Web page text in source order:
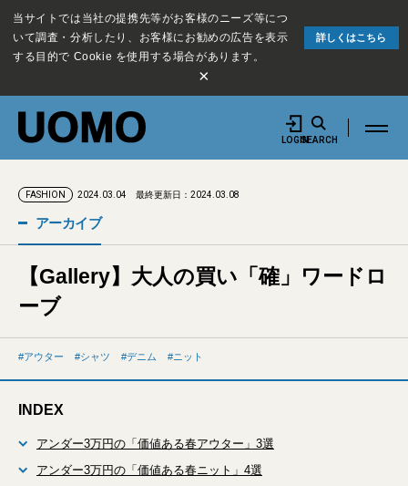
当サイトでは当社の提携先等がお客様のニーズ等につ
いて調査・分析したり、お客様にお勧めの広告を表示
する目的で Cookie を使用する場合があります。
詳しくはこちら
×
LOGINSEARCH
FASHION 2024.03.04 最終更新日：2024.03.08
アーカイブ
【Gallery】大人の買い「確」ワードロ
ーブ
アウター シャツ デニム ニット
INDEX
アンダー3万円の「価値ある春アウター」3選
アンダー3万円の「価値ある春ニット」4選